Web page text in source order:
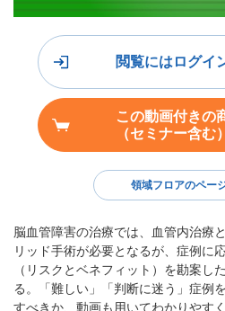
脳血管障害の治療では、血管内治療
リッド手術が必要となるが、症例に
（リスクとベネフィット）を勘案し
る。「難しい」「判断に迷う」症例
すべきか、動画も用いてわかりやすく
閲覧にはログイ
この動画付きの
（セミナー含む
領域フロアのペー